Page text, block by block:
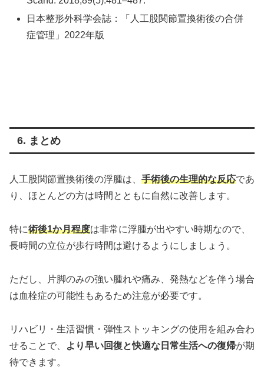
日本整形外科学会誌：「人工股関節置換術後の合併
症管理」2022年版
6. まとめ
人工股関節置換術後の浮腫は、 手術後の生理的な反応であ
り、ほとんどの方は時間とともに自然に改善します。
特に術後1か月程度は非常に浮腫が出やすい時期なので、
長時間の立位が歩行時間は避けるようにしましょう。
ただし、片脚のみの強い腫れや痛み、発熱などを伴う場合
は血栓症の可能性もあるため注意が必要です。
リハビリ・生活習慣・弾性ストッキングの使用を組み合わ
せることで、
より早い回復と快適な日常生活への復帰が期
待できます。